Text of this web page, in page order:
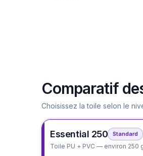
Comparatif
Choisissez la toile selon le
Essential 250 Standard
Toile PU + PVC — environ 250